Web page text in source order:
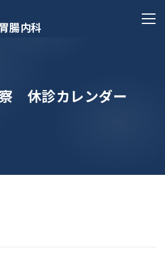
腸内科
メニ
察 休診カレンダー